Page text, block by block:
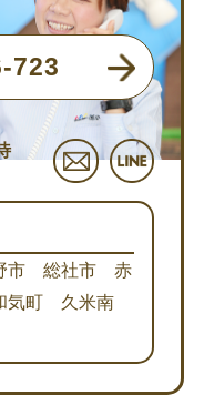
市 総社市 赤
町 久米南